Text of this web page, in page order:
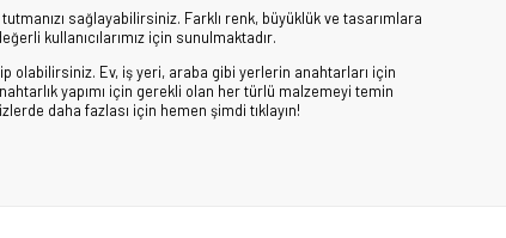
sağlayabilirsiniz. Farklı renk, büyüklük ve tasarımlara
kullanıcılarımız için sunulmaktadır.
olabilirsiniz. Ev, iş yeri, araba gibi yerlerin anahtarları için
yapımı için gerekli olan her türlü malzemeyi temin
daha fazlası için hemen şimdi tıklayın!